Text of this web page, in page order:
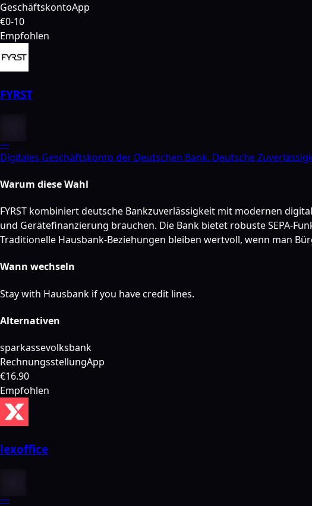
GeschäftskontoApp
€0-10
Empfohlen
FYRST
—
Digitales Geschäftskonto der Deutschen Bank. Deutsche
Warum diese Wahl
FYRST kombiniert deutsche Bankzuverlässigkeit mit modernen
und Gerätefinanzierung brauchen. Die Bank bietet robuste SEPA-
Traditionelle Hausbank-Beziehungen bleiben wertvoll, wenn man
Wann wechseln
Stay with Hausbank if you have credit lines.
Alternativen
sparkassevolksbank
RechnungsstellungApp
€16.90
Empfohlen
lexoffice
—